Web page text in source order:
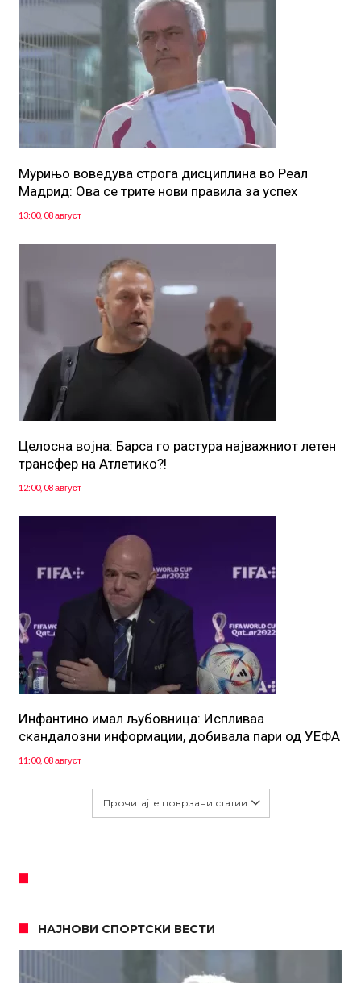
Мурињо воведува строга дисциплина во Реал
Мадрид: Ова се трите нови правила за успех
13:00, 08 август
Целосна војна: Барса го растура најважниот летен
трансфер на Атлетико?!
12:00, 08 август
Инфантино имал љубовница: Испливаа
скандалозни информации, добивала пари од УЕФА
11:00, 08 август
Прочитајте поврзани статии
НАЈНОВИ СПОРТСКИ ВЕСТИ